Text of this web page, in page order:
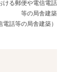
ける郵便や電信電話
等の局舎建築
話等の局舎建築）